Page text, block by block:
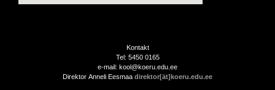
Kontakt
Tel: 5450 0165
e-mail: kool@koeru.edu.ee
Direktor Anneli Eesmaa direktor[ät]koeru.edu.ee